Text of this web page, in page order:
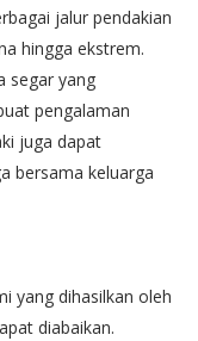
jalur pendakian
hingga ekstrem.
segar yang
pengalaman
juga dapat
bersama keluarga
yang dihasilkan oleh
diabaikan.